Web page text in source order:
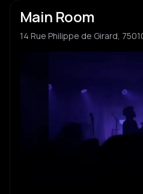
Main Room
14 Rue Philippe de Girard,